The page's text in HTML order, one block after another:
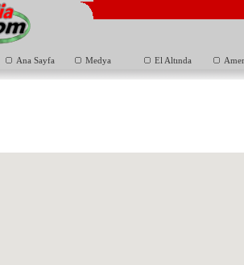
Ana Sayfa Medya El Altında